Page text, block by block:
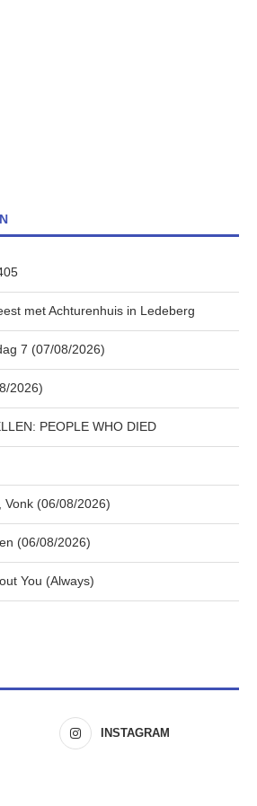
met Achturenhuis in Ledeberg
7 (07/08/2026)
2026)
PEOPLE WHO DIED
Vonk (06/08/2026)
(06/08/2026)
You (Always)
INSTAGRAM